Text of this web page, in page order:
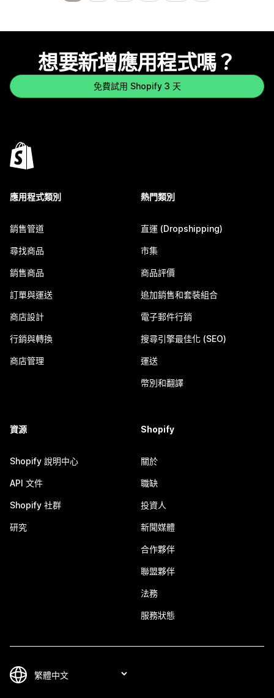
想要新增應用程式嗎？
免費試用 Shopify 3 天
應用程式類別
銷售管道
尋找商品
銷售商品
訂單與運送
商店設計
行銷與轉換
商店管理
熱門類別
直運 (Dropshipping)
市集
商品評價
追加銷售和套裝組合
電子郵件行銷
搜尋引擎最佳化 (SEO)
運送
幣別和翻譯
資源
Shopify 說明中心
API 文件
Shopify 社群
研究
Shopify
關於
職缺
投資人
新聞媒體
合作夥伴
聯盟夥伴
法務
服務狀態